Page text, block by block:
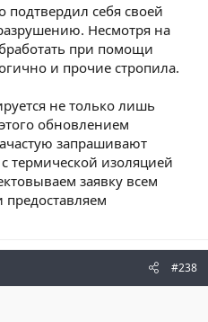
подтвердил себя своей
Несмотря на
при помощи
и прочие стропила.
не только лишь
обновлением
запрашивают
термической изоляцией
заявку всем
#238